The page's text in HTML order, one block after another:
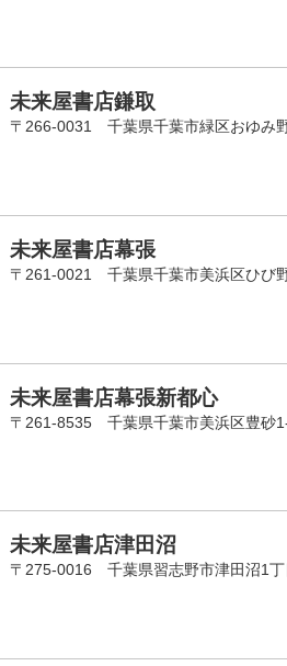
未来屋書店鎌取
〒266-0031 千葉県千葉市緑区おゆみ
未来屋書店幕張
〒261-0021 千葉県千葉市美浜区ひび
未来屋書店幕張新都心
〒261-8535 千葉県千葉市美浜区豊砂
未来屋書店津田沼
〒275-0016 千葉県習志野市津田沼1丁